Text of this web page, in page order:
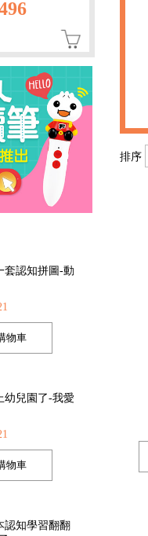
認知拼圖-動
幼兒園了-我愛
認知學習翻翻
排序